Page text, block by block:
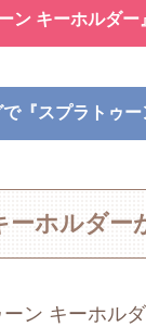
ン キーホルダ
『スプラトゥ
ーホルダー
ン キーホル